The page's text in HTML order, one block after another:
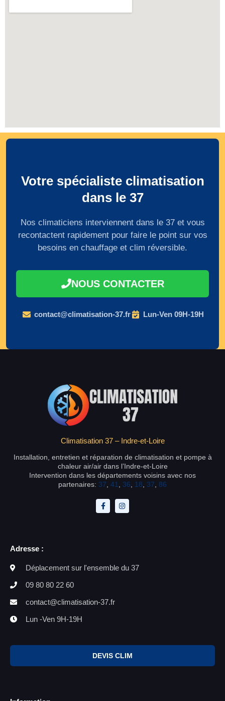
Votre spécialiste climatisation
dans le 37
Nos climaticiens interviennent dans le 37 et vous
recontactent rapidement pour faire le point sur vos
besoins en chauffage et clim réversible.
NOUS CONTACTER
contact@climatisation-37.fr Lun-Ven 09H-19H
Climatisation 37 – Indre-et-Loire
Installation, entretien et réparation de climatisation et pompe à
chaleur air/air dans l’Indre-et-Loire
Intervention dans les départements voisins avec nos
partenaires: 37 41 36 18 37 86
Adresse :
Déplacement sur l'ensemble du 37
09 80 80 22 60
contact@climatisation-37.fr
Lun -Ven 9H-19H
DEVIS CLIM